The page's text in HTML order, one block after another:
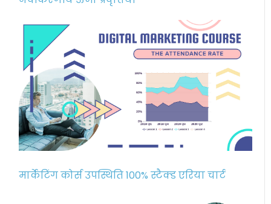
मार्केटिंग कोर्स उपस्थिति 100% स्टैक्ड एरिया चार्ट